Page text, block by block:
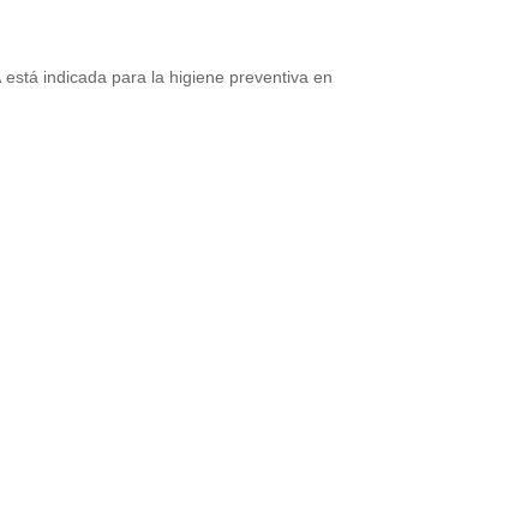
está indicada para la higiene preventiva en